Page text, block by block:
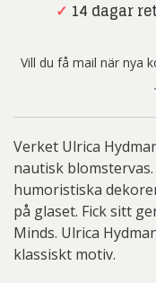
✓ 14 dagar
Vill du få mail när nya
Verket Ulrica
nautisk
humoristiska
på glaset. Fick sitt
Minds. Ulrica
klassiskt motiv.